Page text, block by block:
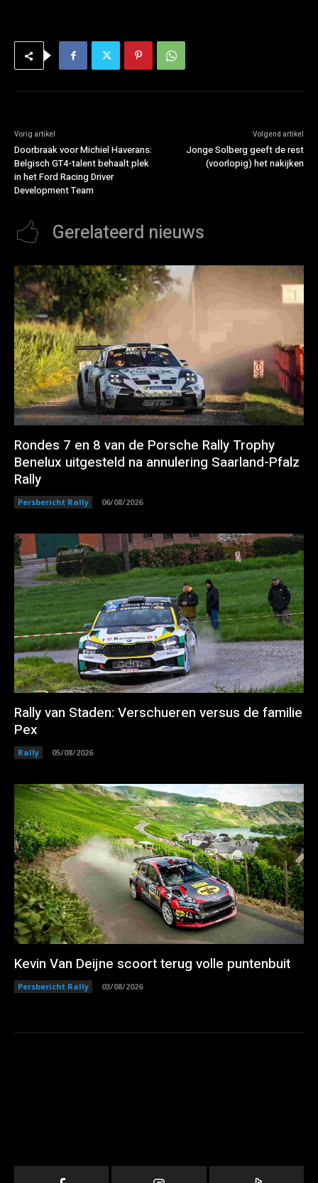
Vorig artikel
Doorbraak voor Michiel Haverans:
Belgisch GT4-talent behaalt plek
in het Ford Racing Driver
Development Team
Volgend artikel
Jonge Solberg geeft de rest
(voorlopig) het nakijken
Gerelateerd nieuws
Rondes 7 en 8 van de Porsche Rally Trophy
Benelux uitgesteld na annulering Saarland-Pfalz
Rally
Persbericht Rally 06/08/2026
Rally van Staden: Verschueren versus de familie
Pex
Rally 05/08/2026
Kevin Van Deijne scoort terug volle puntenbuit
Persbericht Rally 03/08/2026